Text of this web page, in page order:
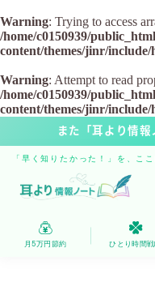
Warning: Trying to access
/home/c0150939/
content/themes/jinr/include/
Warning: Attempt to read
/home/c0150939/
content/themes/jinr/include/
また「耳より情報
「早く知りたかった！」を、ここ
MENU
保育は知育
家計を浮かす
ひとり時間戦略
自由時間へのステ
月5万円節約 ひとり時間